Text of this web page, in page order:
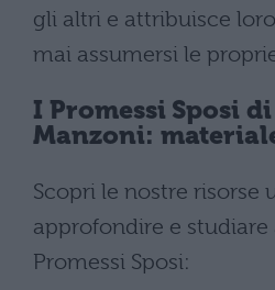
gli altri e attribuisce
mai assumersi le
I Promessi Sposi di
Manzoni:
Scopri le nostre risorse
approfondire e studiare
Promessi Sposi: